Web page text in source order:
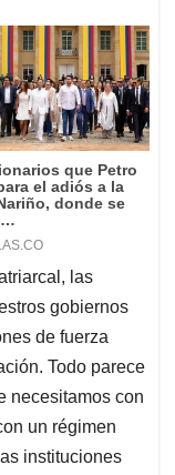
las
gobiernos
de fuerza
Todo parece
necesitamos con
un régimen
instituciones